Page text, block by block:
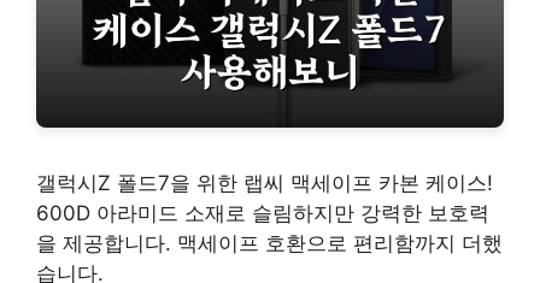
갤럭시Z 폴드7을 위한 랩씨 맥세이프 카본 케이스!
600D 아라미드 소재로 슬림하지만 강력한 보호력
을 제공합니다. 맥세이프 호환으로 편리함까지 더했
습니다.